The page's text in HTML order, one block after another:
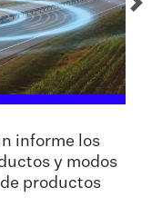
informe los
y modos
productos